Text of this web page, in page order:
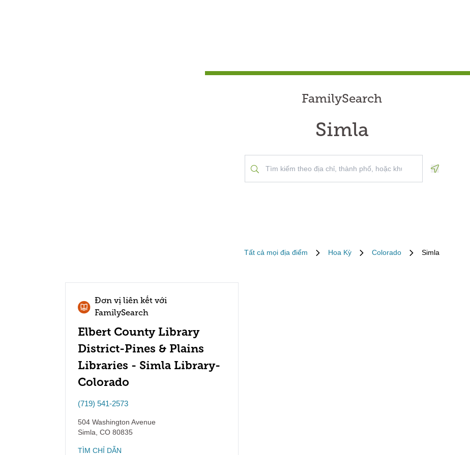
FamilySearch
Simla
Tất cả mọi địa điểm Hoa Kỳ Colorado Simla
Đơn vị liên kết với
FamilySearch
Elbert County Library
District-Pines & Plains
Libraries - Simla Library-
Colorado
(719) 541-2573
504 Washington Avenue
Simla CO 80835
TÌM CHỈ DẪN